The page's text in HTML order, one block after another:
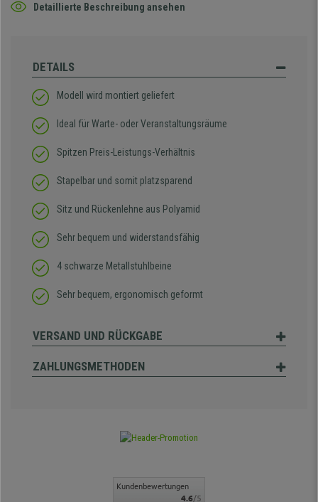
Detaillierte Beschreibung ansehen
DETAILS
Modell wird montiert geliefert
Ideal für Warte- oder Veranstaltungsräume
Spitzen Preis-Leistungs-Verhältnis
Stapelbar und somit platzsparend
Sitz und Rückenlehne aus Polyamid
Sehr bequem und widerstandsfähig
4 schwarze Metallstuhlbeine
Sehr bequem, ergonomisch geformt
VERSAND UND RÜCKGABE
ZAHLUNGSMETHODEN
Kundenbewertungen
4.6/5